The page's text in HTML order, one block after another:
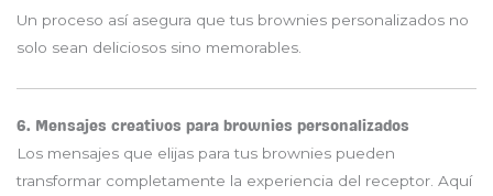
Un proceso así asegura que tus brownies personalizados no
solo sean deliciosos sino memorables.
6. Mensajes creativos para brownies personalizados
Los mensajes que elijas para tus brownies pueden
transformar completamente la experiencia del receptor. Aquí